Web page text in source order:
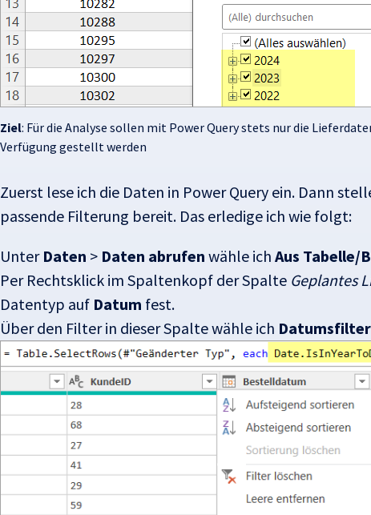
Ziel: Für die Analyse sollen mit Power Query stets nur die
Verfügung gestellt werden
Zuerst lese ich die Daten in Power Query ein. Dann
passende Filterung bereit. Das erledige ich wie folgt:
Unter Daten > Daten abrufen wähle ich Aus Tabelle/
Per Rechtsklick im Spaltenkopf der Spalte Geplantes
Datentyp auf Datum fest.
Über den Filter in dieser Spalte wähle ich Datumsfilter